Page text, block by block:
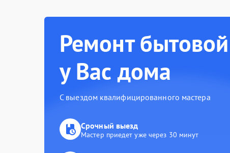
Ремонт
у Вас дома
С выездом квалифицированного мастера
Срочный выезд
Мастер приедет уже через 30 минут